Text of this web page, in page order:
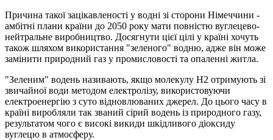
Причина такої зацікавленості у водні зі сторони Німеччини -
амбітні плани країни до 2050 року мати повністю вуглецево-
нейтральне виробництво. Досягнути цієї цілі у країні хочуть
також шляхом використання "зеленого" водню, адже він може
замінити природний газ у промисловості та опаленні житла.
"Зеленим" водень називають, якщо молекулу H2 отримують зі
звичайної води методом електролізу, використовуючи
електроенергію з суто відновлюваних джерел. До цього часу в
країні виробляли так званий сірий водень із природного газу,
результатом чого є високі викиди шкідливого діоксиду
вуглецю в атмосферу.